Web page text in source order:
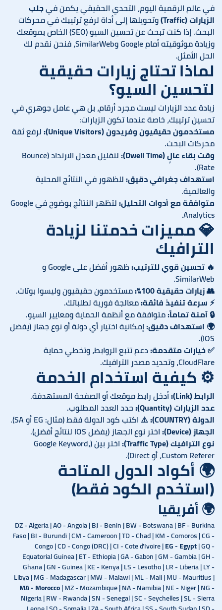
في عالم الرقمية اليوم، التحدي الحقيقي يكمن فيجلب
الزيارات (Traffic)
وتحويلها إلى أداة لرفع ترتيبك في محركات
البحث. إذا كنت تبحث عن تحسين السيو (SEO) الخاص بموقعك
وزيادة موثوقيته أمام Google وSimilarWeb، فنحن نقدم لك
الحل الأمثل.
لماذا تحتاج زيارات حقيقية
لتحسين السيو؟
زيادة عدد الزيارات ليست مجرد أرقام، بل هي عامل جوهري في
تحسين ترتيبك، خاصة عندما تكون الزيارات:
مستخدمون حقيقيون وفريدون (Unique Visitors):
لرفع ثقة
محركات البحث.
وقت بقاء عالٍ (Dwell Time):
لتقليل معدل الارتداد (Bounce
Rate).
استهداف جغرافي دقيق:للظهور في النتائج المحلية
والعالمية.
متوافقة مع أدوات التحليل:
لتظهر النتائج بوضوح في Google
Analytics.
💎 مميزات خدمتنا لزيادة
الترافيك
🔥 تحسين قوي للترتيب:
ظهور أفضل على Google و
SimilarWeb.
👥زيارات حقيقية 100%:
مستخدمون حقيقيون وليسوا بوتات.
⚡ سرعة تنفيذ فائقة:معالجة فورية لطلباتك.
🔒آمنة تماماً:متوافقة مع أنظمة الحماية ومعايير السيو.
🌍 استهداف دقيق:إمكانية اختيار أي دولة أو نوع جهاز (يفضل
IOS).
✅خيارات متقدمة:دعم تتبع الروابط، وتخطي حماية
CloudFlare، وتحديد مصدر الترافيك.
⚙️ كيفية استخدام الخدمة
الرابط (Link):
أدخل رابط موقعك أو الصفحة المستهدفة.
عدد الزيارات (Quantity):
حدد العدد المطلوب.
الدولة (COUNTRY):
⚠️ اكتب كود الدولة فقط (مثال: EG أو SA).
الجهاز (Device):
اختر نوع الجهاز (يفضل IOS لنتائج أفضل).
نوع الترافيك (Traffic Type):
اختر بين (Google Keyword،
Custom Referer، أو Direct).
🌍 أكواد الدول المتاحة
(استخدم الكود فقط)
🌍 أفريقيا
DZ - Algeria | AO - Angola | BJ - Benin | BW - Botswana | BF - Burkina
Faso | BI - Burundi | CM - Cameroon | TD - Chad | KM - Comoros | CG -
Congo | CD - Congo (DRC) | CI - Cote d'Ivoire |EG - Egypt| GQ -
Equatorial Guinea | ET - Ethiopia | GA - Gabon | GM - Gambia | GH -
Ghana | GN - Guinea | KE - Kenya | LS - Lesotho | LR - Liberia | LY -
Libya | MG - Madagascar | MW - Malawi | ML - Mali | MU - Mauritius |
MA - Morocco| MZ - Mozambique | NA - Namibia | NE - Niger | NG -
Nigeria | RW - Rwanda | SN - Senegal | SC - Seychelles | SL - Sierra